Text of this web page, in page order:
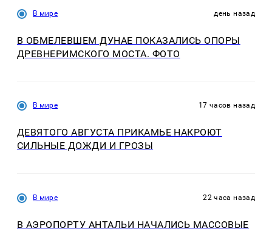
В мире день назад
В ОБМЕЛЕВШЕМ ДУНАЕ ПОКАЗАЛИСЬ ОПОРЫ
ДРЕВНЕРИМСКОГО МОСТА. ФОТО
В мире 17 часов назад
ДЕВЯТОГО АВГУСТА ПРИКАМЬЕ НАКРОЮТ
СИЛЬНЫЕ ДОЖДИ И ГРОЗЫ
В мире 22 часа назад
В АЭРОПОРТУ АНТАЛЬИ НАЧАЛИСЬ МАССОВЫЕ